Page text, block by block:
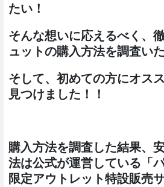
たい！
そんな想いに応えるべく、
ュットの購入方法を調査い
そして、初めての方にオス
見つけました！！
購入方法を調査した結果、
法は公式が運営している「
限定アウトレット特設販売